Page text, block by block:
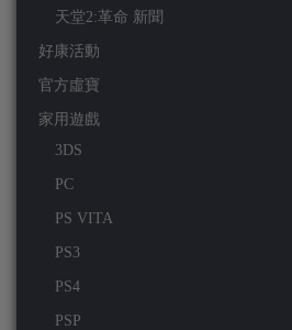
天堂2:革命 新聞
好康活動
官方虛寶
家用遊戲
3DS
PC
PS VITA
PS3
PS4
PSP